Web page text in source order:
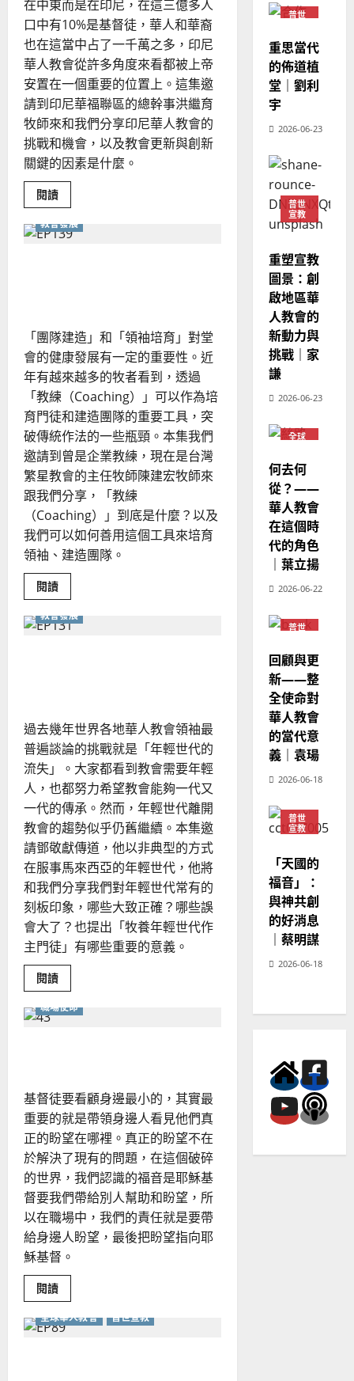
從
關
係
到
賦
權
在中東而是在印尼，在這三億多人
口中有10%是基督徒，華人和華裔
也在這當中占了一千萬之多，印尼
華人教會從許多角度來看都被上帝
安置在一個重要的位置上。這集邀
請到印尼華福聯區的總幹事洪繼育
牧師來和我們分享印尼華人教會的
挑戰和機會，以及教會更新與創新
關鍵的因素是什麼。
閱讀Read
more
從
傳
化
教會發展
「團隊建造」和「領袖培育」對堂
會的健康發展有一定的重要性。近
年有越來越多的牧者看到，透過
「教練（Coaching）」可以作為培
育門徒和建造團隊的重要工具，突
破傳統作法的一些瓶頸。本集我們
邀請到曾是企業教練，現在是台灣
繁星教會的主任牧師陳建宏牧師來
跟我們分享，「教練
（Coaching）」到底是什麼？以及
我們可以如何善用這個工具來培育
領袖、建造團隊。
閱讀Read
more
透
過
教會發展
過去幾年世界各地華人教會領袖最
普遍談論的挑戰就是「年輕世代的
流失」。大家都看到教會需要年輕
人，也都努力希望教會能夠一代又
一代的傳承。然而，年輕世代離開
教會的趨勢似乎仍舊繼續。本集邀
請鄧敬獻傳道，他以非典型的方式
在服事馬來西亞的年輕世代，他將
和我們分享我們對年輕世代常有的
刻板印象，哪些大致正確？哪些誤
會大了？也提出「牧養年輕世代作
主門徒」有哪些重要的意義。
閱讀Read
more
青
代
傳
承
與
創
新
職場使命
基督徒要看顧身邊最小的，其實最
重要的就是帶領身邊人看見他們真
正的盼望在哪裡。真正的盼望不在
於解決了現有的問題，在這個破碎
的世界，我們認識的福音是耶穌基
督要我們帶給別人幫助和盼望，所
以在職場中，我們的責任就是要帶
給身邊人盼望，最後把盼望指向耶
穌基督。
閱讀Read
more
職
場
全球華人教會 普世宣教
思
葉
大
銘
02-
｜
永
信
18
斯
傳
福
音
行
略
｜
黃
約
2025-
02-
20
5
普世宣教
差
傳
來
的
佳
美
見
｜
歐
陽
瑞
萍
2025-
6
普世宣教
馬
來
西
華
人
的
農
曆
新
年
余
力
2025-
02-
18
7
普世宣教
德
國
華
人
宣
｜
吳
振
忠
、
溫
淑
芳
2025-
普世
重思當代
的佈道植
堂｜劉利
宇
2026-06-23
普世
宣教
重塑宣教
圖景：創
啟地區華
人教會的
新動力與
挑戰｜家
謙
2026-06-23
全球
普世
宣教
何去何
從？——
華人教會
在這個時
代的角色
｜葉立揚
2026-06-22
普世
回顧與更
新——整
全使命對
華人教會
的當代意
義｜袁瑒
2026-06-18
普世
宣教
教育
「天國的
福音」：
與神共創
的好消息
｜蔡明謀
2026-06-18